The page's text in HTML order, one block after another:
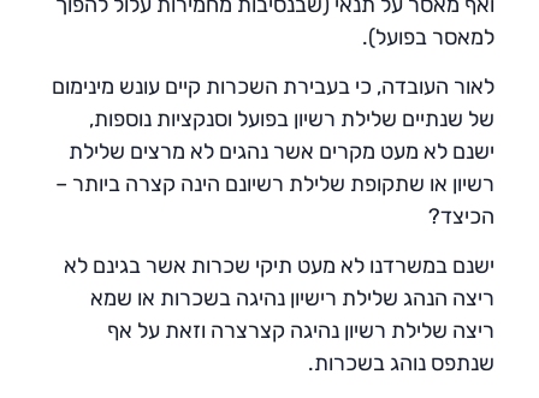
למאסר בפועל).
לאור העובדה, כי בעבירת השכרות קיים עונש מינימום
של שנתיים שלילת רשיון בפועל וסנקציות נוספות,
ישנם לא מעט מקרים אשר נהגים לא מרצים שלילת
רשיון או שתקופת שלילת רשיונם הינה קצרה ביותר –
הכיצד?
ישנם במשרדנו לא מעט תיקי שכרות אשר בגינם לא
ריצה הנהג שלילת רישיון נהיגה בשכרות או שמא
ריצה שלילת רשיון נהיגה קצרצרה וזאת על אף
שנתפס נוהג בשכרות.